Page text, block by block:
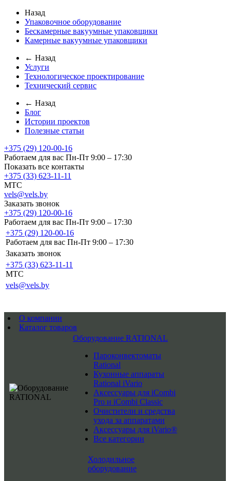
Назад
Упаковочное оборудование
Бескамерные вакуумные упаковщики
Камерные вакуумные упаковщики
← Назад
Услуги
Технологическое проектирование
Технический сервис
← Назад
Блог
Истории проектов
Полезные статьи
+375 (29) 120-00-16
Работаем для вас Пн-Пт 9:00 – 17:30
Показать все контакты
+375 (33) 623-11-11
MTC
vels@vels.by
Заказать звонок
+375 (29) 120-00-16
Работаем для вас Пн-Пт 9:00 – 17:30
+375 (29) 120-00-16
Работаем для вас Пн-Пт 9:00 – 17:30
Заказать звонок
+375 (33) 623-11-11
MTC
vels@vels.by
О компании
Каталог товаров
Оборудование RATIONAL
Пароконвектоматы
Rational
Кухонные аппараты
Rational iVario
Аксессуары для iCombi
Pro и iCombi Classic
Очистители и средства
ухода за аппаратами
Аксессуары для iVario®
Все категории
Холодильное
оборудование